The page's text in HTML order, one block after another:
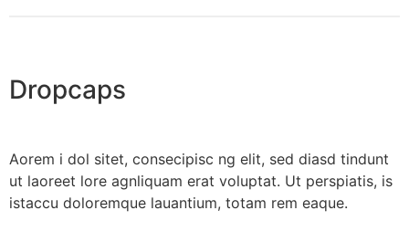
Dropcaps
Aorem i dol sitet, consecipisc ng elit, sed diasd tindunt
ut laoreet lore agnliquam erat voluptat. Ut perspiatis, is
istaccu doloremque lauantium, totam rem eaque.